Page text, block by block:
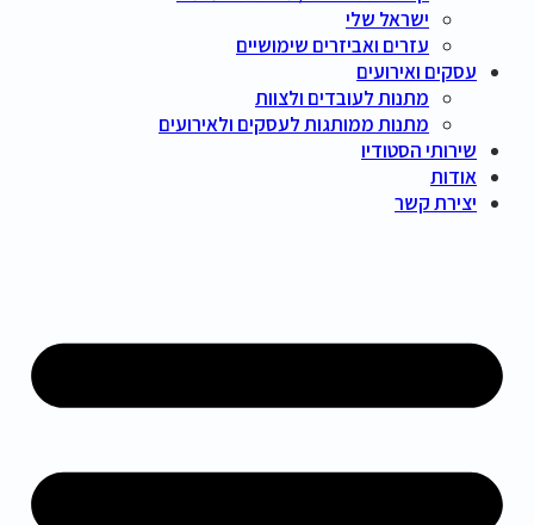
ישראל שלי
עזרים ואביזרים שימושיים
עסקים ואירועים
מתנות לעובדים ולצוות
מתנות ממותגות לעסקים ולאירועים
שירותי הסטודיו
אודות
יצירת קשר